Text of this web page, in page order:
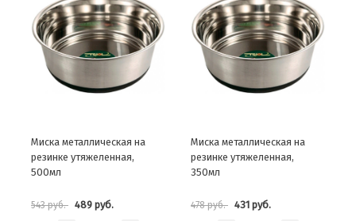
Миска металлическая на
резинке утяжеленная,
500мл
543 руб. 489 руб.
Миска металлическая на
резинке утяжеленная,
350мл
478 руб. 431 руб.